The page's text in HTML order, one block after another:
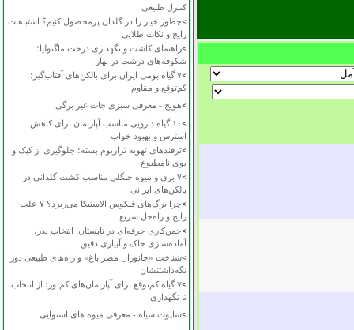
کنترل طبیعی
>چطور خیار را در گلدان پرمحصول کنیم؟ اشتباهات
رایج و نکات طلایی
>راهنمای کاشت و نگهداری درخت ماگنولیا؛
شکوفه‌های درشت در بهار
>
۷ گیاه بومی ایران برای بالکن‌های آفتاب‌گیر؛
کم‌توقع و مقاوم
>هویج - معرفی سبزی جات غیر برگی
>
۱۰ گیاه دارویی مناسب آپارتمان برای کاهش
استرس و بهبود خواب
>ترفندهای تهویه تراریوم بسته؛ جلوگیری از کپک و
بوی نامطبوع
>
۷ بری و میوه جنگلی مناسب کشت گلدانی در
بالکن‌های ایرانی
>
چرا برگ‌های فیکوس الاستیکا می‌ریزد؟ ۷ علت
رایج و راه‌حل سریع
>چمن‌کاری حرفه‌ای در تابستان: انتخاب بذر،
آماده‌سازی خاک و آبیاری دقیق
>شناخت «جانوران مضر باغ» و راه‌های طبیعی دور
نگه‌داشتنشان
>
۷ گیاه کم‌توقع برای آپارتمان‌های کم‌نور؛ از انتخاب
تا نگهداری
>ساپوت سیاه - معرفی میوه های استوایی